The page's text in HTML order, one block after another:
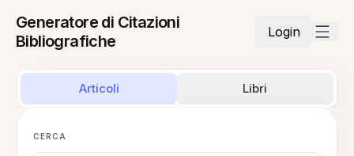
Generatore di Citazioni
Bibliografiche
Login
Articoli Libri
CERCA